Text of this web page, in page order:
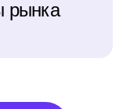
рынка